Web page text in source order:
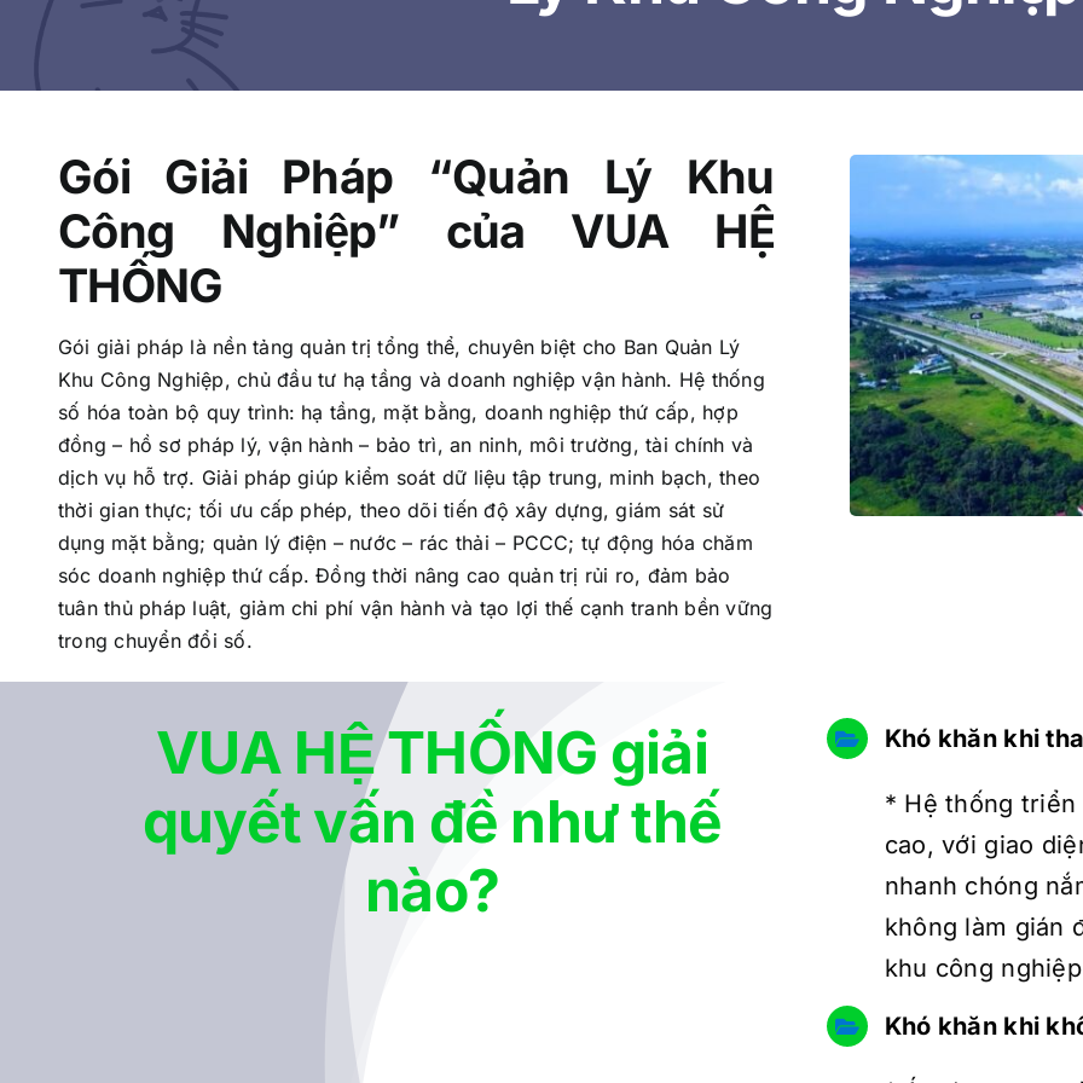
Gói Giải Pháp “Quản Lý Khu
Công Nghiệp” của VUA HỆ
THỐNG
Gói giải pháp là nền tảng quản trị tổng thể, chuyên biệt cho Ban Quản Lý
Khu Công Nghiệp, chủ đầu tư hạ tầng và doanh nghiệp vận hành. Hệ thống
số hóa toàn bộ quy trình: hạ tầng, mặt bằng, doanh nghiệp thứ cấp, hợp
đồng – hồ sơ pháp lý, vận hành – bảo trì, an ninh, môi trường, tài chính và
dịch vụ hỗ trợ. Giải pháp giúp kiểm soát dữ liệu tập trung, minh bạch, theo
thời gian thực; tối ưu cấp phép, theo dõi tiến độ xây dựng, giám sát sử
dụng mặt bằng; quản lý điện – nước – rác thải – PCCC; tự động hóa chăm
sóc doanh nghiệp thứ cấp. Đồng thời nâng cao quản trị rủi ro, đảm bảo
tuân thủ pháp luật, giảm chi phí vận hành và tạo lợi thế cạnh tranh bền vững
trong chuyển đổi số.
VUA HỆ THỐNG giải
quyết vấn đề như thế
nào?
Khó khăn khi
* Hệ thống
cao, với giao
nhanh chóng
không làm gián
khu công
Khó khăn khi